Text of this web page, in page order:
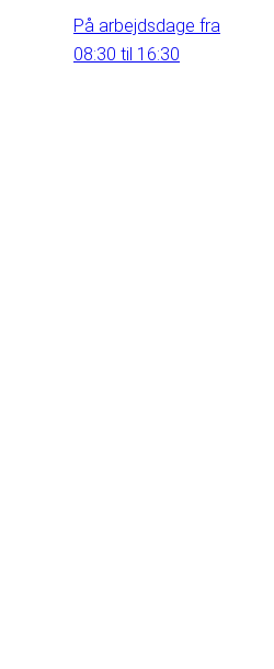
På arbejdsdage fra
08:30 til 16:30